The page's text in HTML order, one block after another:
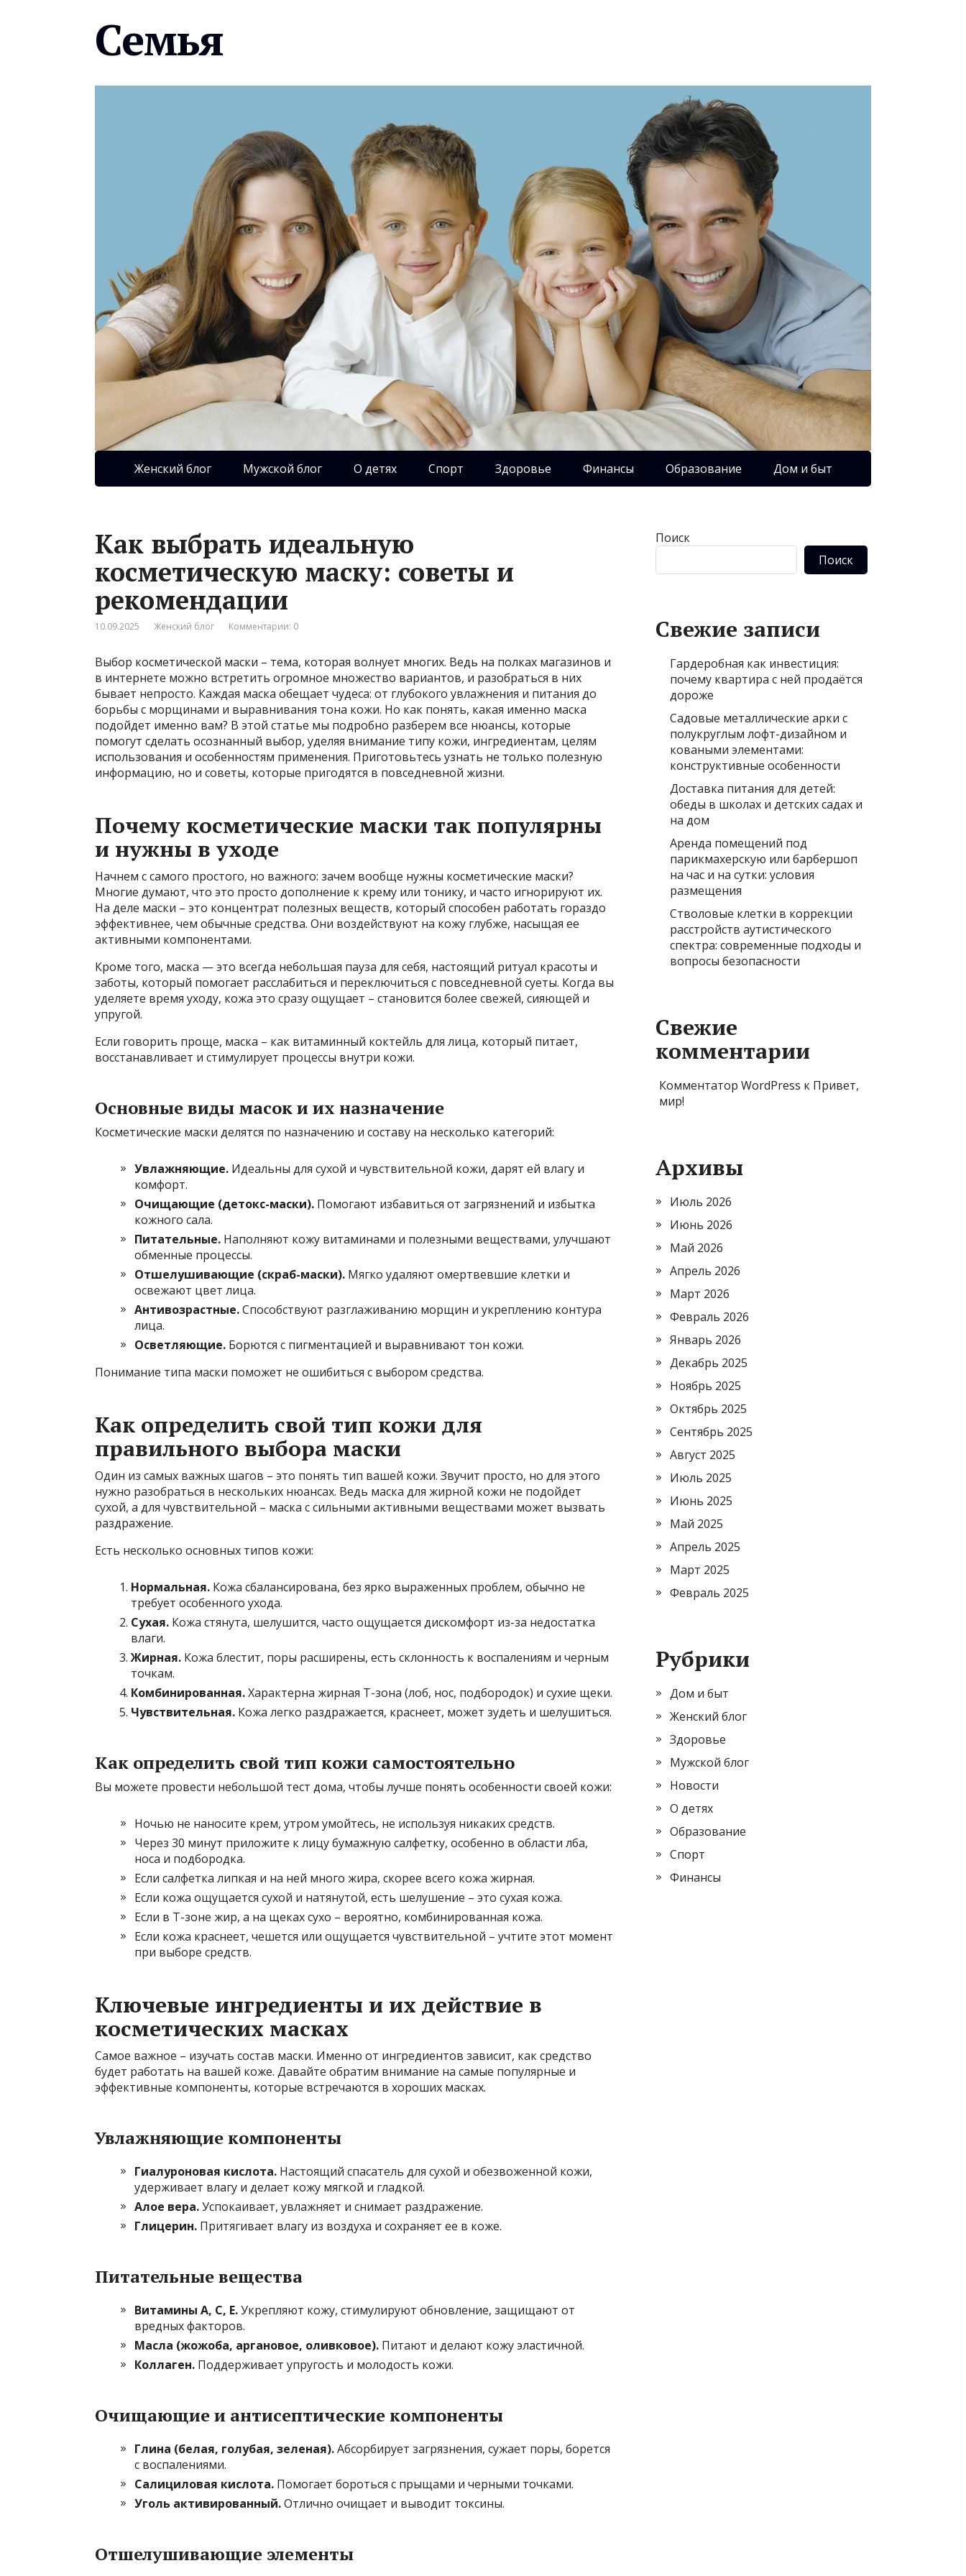
Семья
Женский блог Мужской блог О детях Спорт Здоровье Финансы Образование Дом и быт
Как выбрать идеальную
косметическую маску: советы и
рекомендации
10.09.2025 Женский блог Комментарии: 0
Выбор косметической маски – тема, которая волнует многих. Ведь на полках магазинов и
в интернете можно встретить огромное множество вариантов, и разобраться в них
бывает непросто. Каждая маска обещает чудеса: от глубокого увлажнения и питания до
борьбы с морщинами и выравнивания тона кожи. Но как понять, какая именно маска
подойдет именно вам? В этой статье мы подробно разберем все нюансы, которые
помогут сделать осознанный выбор, уделяя внимание типу кожи, ингредиентам, целям
использования и особенностям применения. Приготовьтесь узнать не только полезную
информацию, но и советы, которые пригодятся в повседневной жизни.
Почему косметические маски так популярны
и нужны в уходе
Начнем с самого простого, но важного: зачем вообще нужны косметические маски?
Многие думают, что это просто дополнение к крему или тонику, и часто игнорируют их.
На деле маски – это концентрат полезных веществ, который способен работать гораздо
эффективнее, чем обычные средства. Они воздействуют на кожу глубже, насыщая ее
активными компонентами.
Кроме того, маска — это всегда небольшая пауза для себя, настоящий ритуал красоты и
заботы, который помогает расслабиться и переключиться с повседневной суеты. Когда вы
уделяете время уходу, кожа это сразу ощущает – становится более свежей, сияющей и
упругой.
Если говорить проще, маска – как витаминный коктейль для лица, который питает,
восстанавливает и стимулирует процессы внутри кожи.
Основные виды масок и их назначение
Косметические маски делятся по назначению и составу на несколько категорий:
Увлажняющие. Идеальны для сухой и чувствительной кожи, дарят ей влагу и
комфорт.
Очищающие (детокс-маски). Помогают избавиться от загрязнений и избытка
кожного сала.
Питательные. Наполняют кожу витаминами и полезными веществами, улучшают
обменные процессы.
Отшелушивающие (скраб-маски). Мягко удаляют омертвевшие клетки и
освежают цвет лица.
Антивозрастные.Способствуют разглаживанию морщин и укреплению контура
лица.
Осветляющие. Борются с пигментацией и выравнивают тон кожи.
Понимание типа маски поможет не ошибиться с выбором средства.
Как определить свой тип кожи для
правильного выбора маски
Один из самых важных шагов – это понять тип вашей кожи. Звучит просто, но для этого
нужно разобраться в нескольких нюансах. Ведь маска для жирной кожи не подойдет
сухой, а для чувствительной – маска с сильными активными веществами может вызвать
раздражение.
Есть несколько основных типов кожи:
Нормальная. Кожа сбалансирована, без ярко выраженных проблем, обычно не
требует особенного ухода.
Сухая. Кожа стянута, шелушится, часто ощущается дискомфорт из-за недостатка
влаги.
Жирная. Кожа блестит, поры расширены, есть склонность к воспалениям и черным
точкам.
Комбинированная.Характерна жирная Т-зона (лоб, нос, подбородок) и сухие щеки.
Чувствительная. Кожа легко раздражается, краснеет, может зудеть и шелушиться.
Как определить свой тип кожи самостоятельно
Вы можете провести небольшой тест дома, чтобы лучше понять особенности своей кожи:
Ночью не наносите крем, утром умойтесь, не используя никаких средств.
Через 30 минут приложите к лицу бумажную салфетку, особенно в области лба,
носа и подбородка.
Если салфетка липкая и на ней много жира, скорее всего кожа жирная.
Если кожа ощущается сухой и натянутой, есть шелушение – это сухая кожа.
Если в Т-зоне жир, а на щеках сухо – вероятно, комбинированная кожа.
Если кожа краснеет, чешется или ощущается чувствительной – учтите этот момент
при выборе средств.
Ключевые ингредиенты и их действие в
косметических масках
Самое важное – изучать состав маски. Именно от ингредиентов зависит, как средство
будет работать на вашей коже. Давайте обратим внимание на самые популярные и
эффективные компоненты, которые встречаются в хороших масках.
Увлажняющие компоненты
Гиалуроновая кислота. Настоящий спасатель для сухой и обезвоженной кожи,
удерживает влагу и делает кожу мягкой и гладкой.
Алое вера.Успокаивает, увлажняет и снимает раздражение.
Глицерин. Притягивает влагу из воздуха и сохраняет ее в коже.
Питательные вещества
Витамины A, C, E.Укрепляют кожу, стимулируют обновление, защищают от
вредных факторов.
Масла (жожоба, аргановое, оливковое). Питают и делают кожу эластичной.
Коллаген. Поддерживает упругость и молодость кожи.
Очищающие и антисептические компоненты
Глина (белая, голубая, зеленая).Абсорбирует загрязнения, сужает поры, борется
с воспалениями.
Салициловая кислота. Помогает бороться с прыщами и черными точками.
Уголь активированный.Отлично очищает и выводит токсины.
Отшелушивающие элементы
Поиск
Поиск
Свежие записи
Гардеробная как инвестиция:
почему квартира с ней продаётся
дороже
Садовые металлические арки с
полукруглым лофт-дизайном и
коваными элементами:
конструктивные особенности
Доставка питания для детей:
обеды в школах и детских садах и
на дом
Аренда помещений под
парикмахерскую или барбершоп
на час и на сутки: условия
размещения
Стволовые клетки в коррекции
расстройств аутистического
спектра: современные подходы и
вопросы безопасности
Свежие
комментарии
Комментатор WordPress к Привет,
мир!
Архивы
Июль 2026
Июнь 2026
Май 2026
Апрель 2026
Март 2026
Февраль 2026
Январь 2026
Декабрь 2025
Ноябрь 2025
Октябрь 2025
Сентябрь 2025
Август 2025
Июль 2025
Июнь 2025
Май 2025
Апрель 2025
Март 2025
Февраль 2025
Рубрики
Дом и быт
Женский блог
Здоровье
Мужской блог
Новости
О детях
Образование
Спорт
Финансы